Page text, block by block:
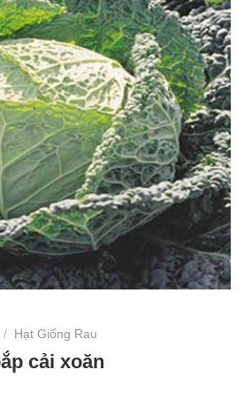
/ Hạt Giống Rau
cải xoăn